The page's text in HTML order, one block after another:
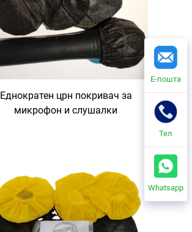
Еднократен црн покривач за
микрофон и слушалки
Е-пошта
Тел
Whatsapp